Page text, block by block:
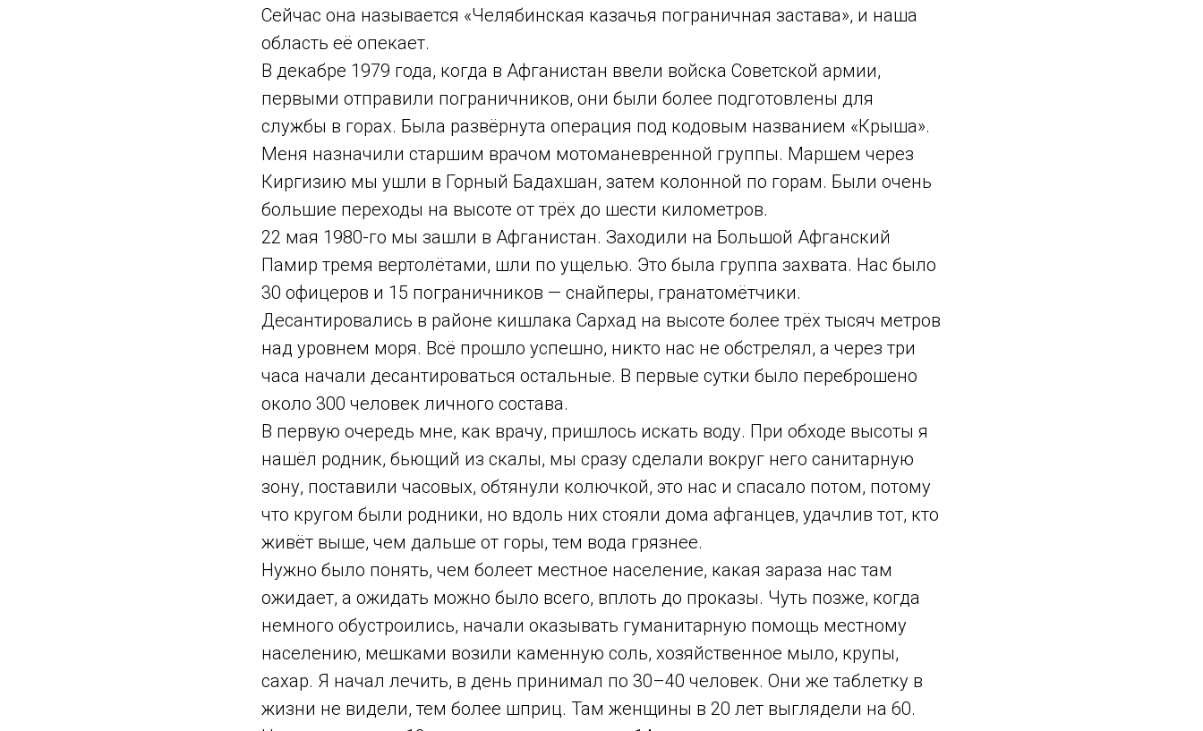
Сейчас она называется «Челябинская казачья пограничная застава», и наша
область её опекает.
В декабре 1979 года, когда в Афганистан ввели войска Советской армии,
первыми отправили пограничников, они были более подготовлены для
службы в горах. Была развёрнута операция под кодовым названием «Крыша».
Меня назначили старшим врачом мотоманевренной группы. Маршем через
Киргизию мы ушли в Горный Бадахшан, затем колонной по горам. Были очень
большие переходы на высоте от трёх до шести километров.
22 мая 1980-го мы зашли в Афганистан. Заходили на Большой Афганский
Памир тремя вертолётами, шли по ущелью. Это была группа захвата. Нас было
30 офицеров и 15 пограничников — снайперы, гранатомётчики.
Десантировались в районе кишлака Сархад на высоте более трёх тысяч метров
над уровнем моря. Всё прошло успешно, никто нас не обстрелял, а через три
часа начали десантироваться остальные. В первые сутки было переброшено
около 300 человек личного состава.
В первую очередь мне, как врачу, пришлось искать воду. При обходе высоты я
нашёл родник, бьющий из скалы, мы сразу сделали вокруг него санитарную
зону, поставили часовых, обтянули колючкой, это нас и спасало потом, потому
что кругом были родники, но вдоль них стояли дома афганцев, удачлив тот, кто
живёт выше, чем дальше от горы, тем вода грязнее.
Нужно было понять, чем болеет местное население, какая зараза нас там
ожидает, а ожидать можно было всего, вплоть до проказы. Чуть позже, когда
немного обустроились, начали оказывать гуманитарную помощь местному
населению, мешками возили каменную соль, хозяйственное мыло, крупы,
сахар. Я начал лечить, в день принимал по 30–40 человек. Они же таблетку в
жизни не видели, тем более шприц. Там женщины в 20 лет выглядели на 60.